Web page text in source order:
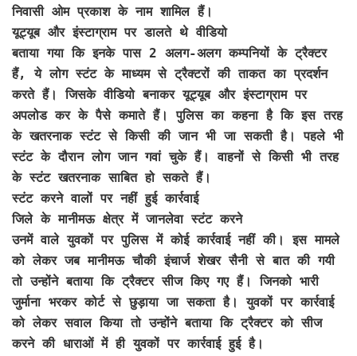
निवासी ओम प्रकाश के नाम शामिल हैं।
यूट्यूब और इंस्टाग्राम पर डालते थे वीडियो
बताया गया कि इनके पास 2 अलग-अलग कम्पनियों के ट्रैक्टर
हैं, ये लोग स्टंट के माध्यम से ट्रैक्टरों की ताकत का प्रदर्शन
करते हैं। जिसके वीडियो बनाकर यूट्यूब और इंस्टाग्राम पर
अपलोड कर के पैसे कमाते हैं। पुलिस का कहना है कि इस तरह
के खतरनाक स्टंट से किसी की जान भी जा सकती है। पहले भी
स्टंट के दौरान लोग जान गवां चुके हैं। वाहनों से किसी भी तरह
के स्टंट खतरनाक साबित हो सकते हैं।
स्टंट करने वालों पर नहीं हुई कार्रवाई
जिले के मानीमऊ क्षेत्र में जानलेवा स्टंट करने
उनमें वाले युवकों पर पुलिस में कोई कार्रवाई नहीं की। इस मामले
को लेकर जब मानीमऊ चौकी इंचार्ज शेखर सैनी से बात की गयी
तो उन्होंने बताया कि ट्रैक्टर सीज किए गए हैं। जिनको भारी
जुर्माना भरकर कोर्ट से छुड़ाया जा सकता है। युवकों पर कार्रवाई
को लेकर सवाल किया तो उन्होंने बताया कि ट्रैक्टर को सीज
करने की धाराओं में ही युवकों पर कार्रवाई हुई है।